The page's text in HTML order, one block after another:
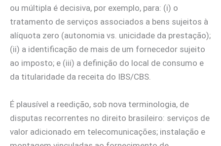
ou múltipla é decisiva, por exemplo, para: (i) o
tratamento de serviços associados a bens sujeitos à
alíquota zero (autonomia vs. unicidade da prestação);
(ii) a identificação de mais de um fornecedor sujeito
ao imposto; e (iii) a definição do local de consumo e
da titularidade da receita do IBS/CBS.
É plausível a reedição, sob nova terminologia, de
disputas recorrentes no direito brasileiro: serviços de
valor adicionado em telecomunicações; instalação e